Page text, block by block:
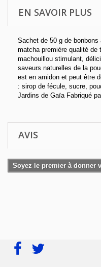
EN SAVOIR PLUS
Sachet de 50 g de
matcha première qualité de
machouillou stimulant,
saveurs naturelles de la
est en amidon et peut être
: sirop de fécule, sucre,
Jardins de Gaïa Fabriqué
AVIS
Soyez le premier à donner